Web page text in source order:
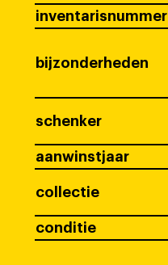
inventarisnummer
bijzonderheden
schenker
aanwinstjaar
collectie
conditie